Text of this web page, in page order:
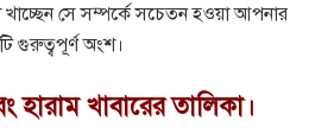
সে সম্পর্কে সচেতন হওয়া আপনার
গুরুত্বপূর্ণ অংশ।
হারাম খাবারের তালিকা।